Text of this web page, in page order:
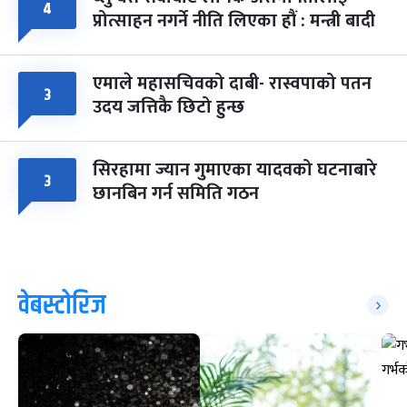
४ प्रोत्साहन नगर्ने नीति लिएका हौं : मन्त्री बादी
३ एमाले महासचिवको दाबी- रास्वपाको पतन
उदय जत्तिकै छिटो हुन्छ
३ सिरहामा ज्यान गुमाएका यादवको घटनाबारे
छानबिन गर्न समिति गठन
वेबस्टोरिज